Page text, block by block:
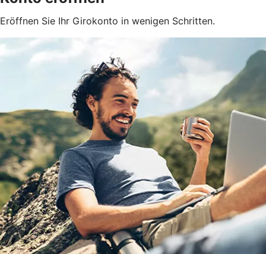
Eröffnen Sie Ihr Girokonto in wenigen Schritten.